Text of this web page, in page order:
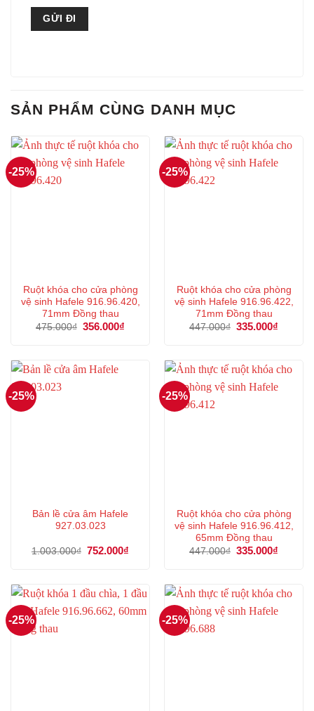
SẢN PHẨM CÙNG DANH MỤC
-25%
Ruột khóa cho cửa phòng
vệ sinh Hafele 916.96.420,
71mm Đồng thau
475.000₫ Giá
356.000₫
356.000₫.
-25%
Ruột khóa cho cửa phòng
vệ sinh Hafele 916.96.422,
71mm Đồng thau
447.000₫ Giá
335.000₫
-25%
Bản lề cửa âm Hafele
927.03.023
1.003.000₫ Giá
752.000₫
752.000₫.
-25%
Ruột khóa cho cửa phòng
vệ sinh Hafele 916.96.412,
65mm Đồng thau
447.000₫ Giá
335.000₫
-25% -25%